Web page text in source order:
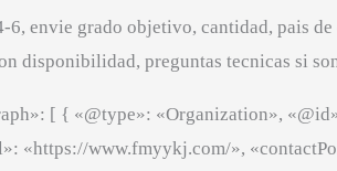
envie grado objetivo, cantidad, pais
disponibilidad, preguntas tecnicas si
[ { «@type»: «Organization»,
«https://www.fmyykj.com/»,